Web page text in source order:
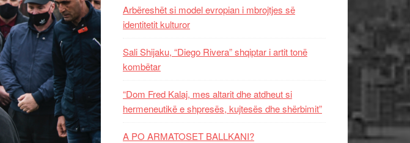
Arbëreshët si model evropian i mbrojtjes së
identitetit kulturor
Sali Shijaku, “Diego Rivera” shqiptar i artit tonë
kombëtar
“Dom Fred Kalaj, mes altarit dhe atdheut si
hermeneutikë e shpresës, kujtesës dhe shërbimit”
A PO ARMATOSET BALLKANI?